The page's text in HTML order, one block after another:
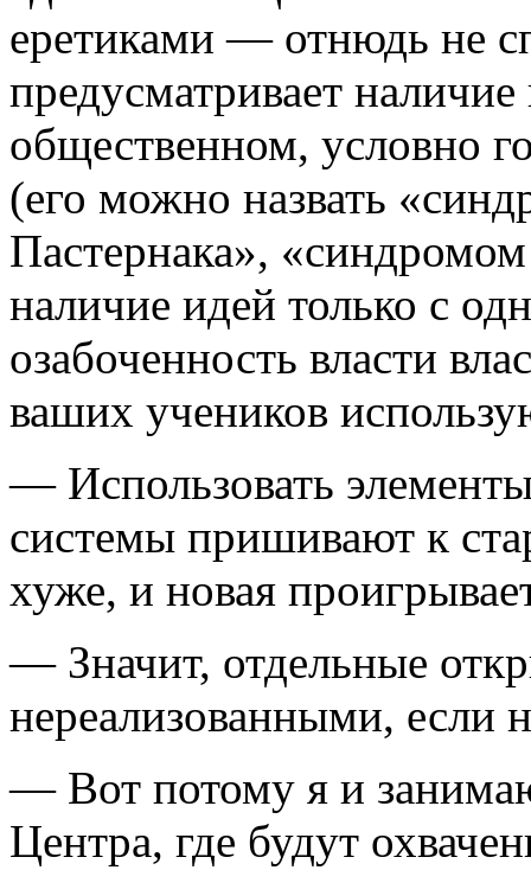
еретиками — отнюдь не
предусматривает
общественном, условно
(его можно назвать
Пастернака»,
наличие идей только с
озабоченность власти
ваших учеников
— Использовать
системы пришивают к
хуже, и новая
— Значит, отдельные
нереализованными, если
— Вот потому я и
Центра, где будут